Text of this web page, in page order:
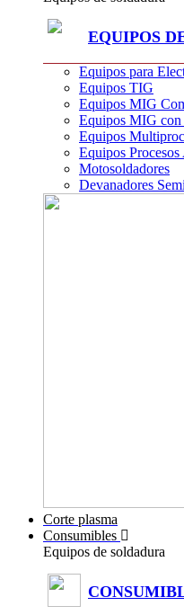
EQUIPOS
Equipos para
Equipos TIG
Equipos MIG
Equipos MIG
Equipos
Equipos Procesos
Motosoldadores
Devanadores
Corte plasma
Consumibles
Equipos de soldadura